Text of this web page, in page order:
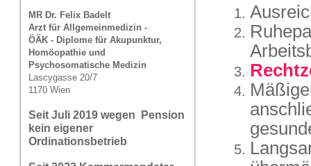
MR Dr. Felix Badelt
Arzt für Allgemeinmedizin -
ÖÄK - Diplome für Akupunktur,
Homöopathie und
Psychosomatische Medizin
Lascygasse 20/7
1170 Wien
Seit Juli 2019 wegen Pension
kein eigener
Ordinationsbetrieb